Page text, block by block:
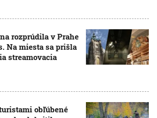
rozprúdila v Prahe
Na miesta sa prišla
streamovacia
obľúbené